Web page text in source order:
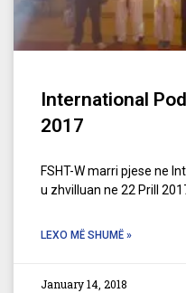
International
2017
FSHT-W marri pjese ne
u zhvilluan ne 22 Prill
LEXO MË SHUMË »
January 14, 2018